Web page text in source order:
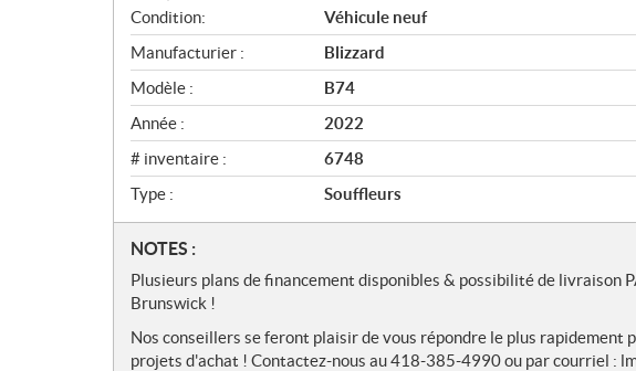
A
p
e
r
ç
u
Condition:
Véhicule neuf
Manufacturier :
Blizzard
Modèle :
B74
Année :
2022
# inventaire :
6748
Type :
Souffleurs
N
o
t
s
NOTES :
Plusieurs plans de financement disponibles & possibilité de livraison
Brunswick !
Nos conseillers se feront plaisir de vous répondre le plus rapidement
projets d'achat ! Contactez-nous au 418-385-4990 ou par courriel :